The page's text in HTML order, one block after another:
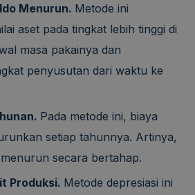
Menurun. Metode ini
aset pada tingkat lebih tinggi di
masa pakainya dan
penyusutan dari waktu ke
Pada metode ini, biaya
setiap tahunnya. Artinya,
secara bertahap.
Produksi. Metode depresiasi ini